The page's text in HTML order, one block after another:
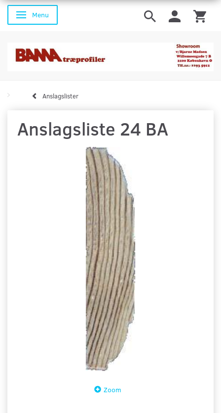
Skifte navigation
Menu
Anslagslister
Anslagsliste 24 BA
Zoom